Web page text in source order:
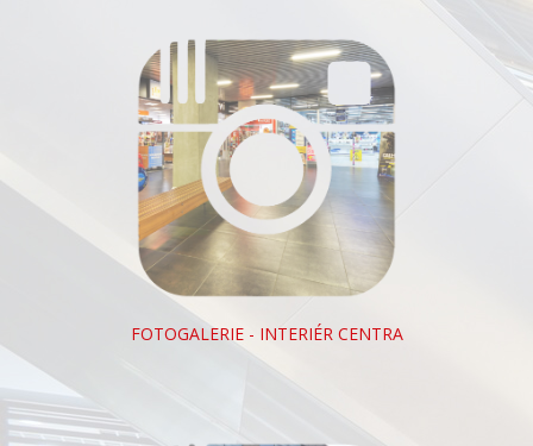
FOTOGALERIE - INTERIÉR CENTRA